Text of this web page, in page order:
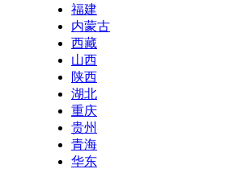
福建
内蒙古
西藏
山西
陕西
湖北
重庆
贵州
青海
华东